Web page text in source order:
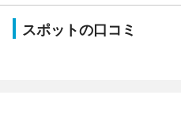
スポットの口コミ